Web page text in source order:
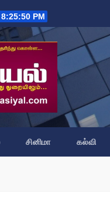
8:25:52 PM
சினிமா கல்வி